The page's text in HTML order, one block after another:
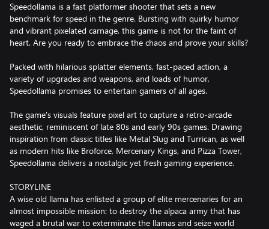
Speedollama is a fast platformer shooter that sets a new
benchmark for speed in the genre. Bursting with quirky humor
and vibrant pixelated carnage, this game is not for the faint of
heart. Are you ready to embrace the chaos and prove your skills?
Packed with hilarious splatter elements, fast-paced action, a
variety of upgrades and weapons, and loads of humor,
Speedollama promises to entertain gamers of all ages.
The game's visuals feature pixel art to capture a retro-arcade
aesthetic, reminiscent of late 80s and early 90s games. Drawing
inspiration from classic titles like Metal Slug and Turrican, as well
as modern hits like Broforce, Mercenary Kings, and Pizza Tower,
Speedollama delivers a nostalgic yet fresh gaming experience.
STORYLINE
A wise old llama has enlisted a group of elite mercenaries for an
almost impossible mission: to destroy the alpaca army that has
waged a brutal war to exterminate the llamas and seize world